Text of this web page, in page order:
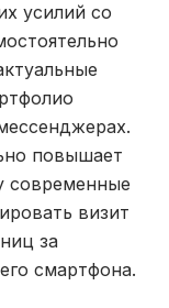
усилий со
повышает
современные
визит
за
смартфона.